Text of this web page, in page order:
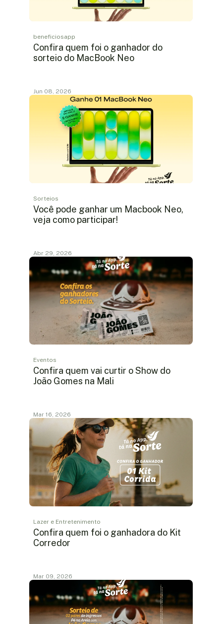
beneficiosapp
Confira quem foi o ganhador do
sorteio do MacBook Neo
Jun 08, 2026
Sorteios
Você pode ganhar um Macbook Neo,
veja como participar!
Abr 29, 2026
Eventos
Confira quem vai curtir o Show do
João Gomes na Mali
Mar 16, 2026
Lazer e Entretenimento
Confira quem foi o ganhadora do Kit
Corredor
Mar 09, 2026